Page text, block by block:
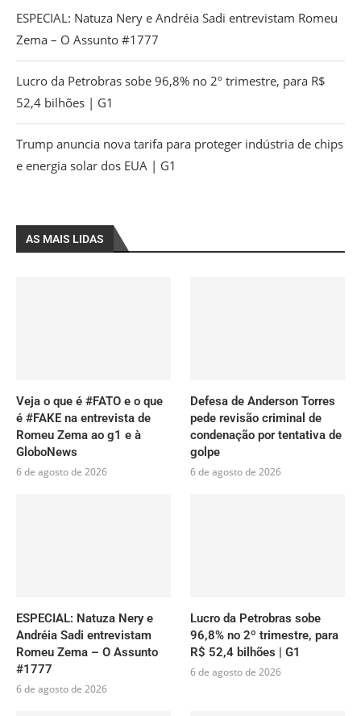
ESPECIAL: Natuza Nery e Andréia Sadi entrevistam Romeu
Zema – O Assunto #1777
Lucro da Petrobras sobe 96,8% no 2º trimestre, para R$
52,4 bilhões | G1
Trump anuncia nova tarifa para proteger indústria de chips
e energia solar dos EUA | G1
AS MAIS LIDAS
Veja o que é #FATO e o que
é #FAKE na entrevista de
Romeu Zema ao g1 e à
GloboNews
6 de agosto de 2026
Defesa de Anderson Torres
pede revisão criminal de
condenação por tentativa de
golpe
6 de agosto de 2026
ESPECIAL: Natuza Nery e
Andréia Sadi entrevistam
Romeu Zema – O Assunto
#1777
6 de agosto de 2026
Lucro da Petrobras sobe
96,8% no 2º trimestre, para
R$ 52,4 bilhões | G1
6 de agosto de 2026